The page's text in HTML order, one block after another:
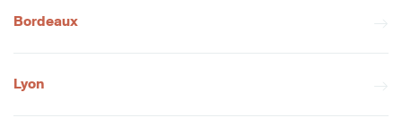
Bordeaux
Lyon